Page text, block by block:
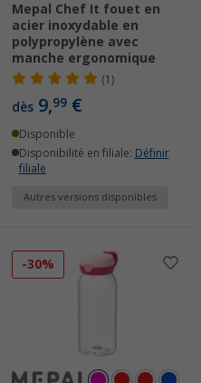
Mepal Chef It fouet en
acier inoxydable en
polypropylène avec
manche ergonomique
(1)
dès 9,99 €
Disponible
Disponibilité en filiale: Définir
filiale
Autres versions disponibles
-30%